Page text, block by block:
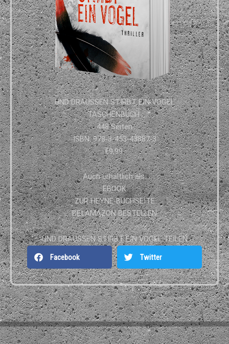
UND DRAUSSEN STIRBT EIN VOGEL
TASCHENBUCH
448 Seiten
ISBN: 978-3-453-43887-3
€9,99
Auch erhältlich als:
EBOOK
ZUR HEYNE-BUCHSEITE
BEI AMAZON BESTELLEN
UND DRAUSSEN STIRBT EIN VOGEL TEILEN
Facebook Twitter